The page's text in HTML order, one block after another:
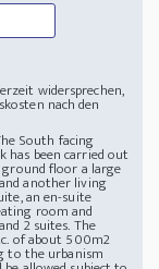
widersprechen,
nach den
South facing
has been carried out
floor a large
another living
an en-suite
room and
2 suites. The
of about 500m2
to the urbanism